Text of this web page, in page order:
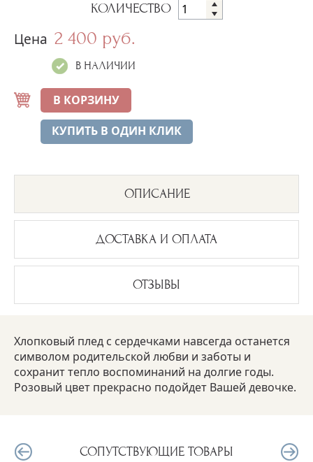
КОЛИЧЕСТВО
Цена 2 400 руб.
В НАЛИЧИИ
В КОРЗИНУ
КУПИТЬ В ОДИН КЛИК
ОПИСАНИЕ
ДОСТАВКА И ОПЛАТА
ОТЗЫВЫ
Хлопковый плед с сердечками навсегда останется
символом родительской любви и заботы и
сохранит тепло воспоминаний на долгие годы.
Розовый цвет прекрасно подойдет Вашей девочке.
СОПУТСТВУЮЩИЕ ТОВАРЫ